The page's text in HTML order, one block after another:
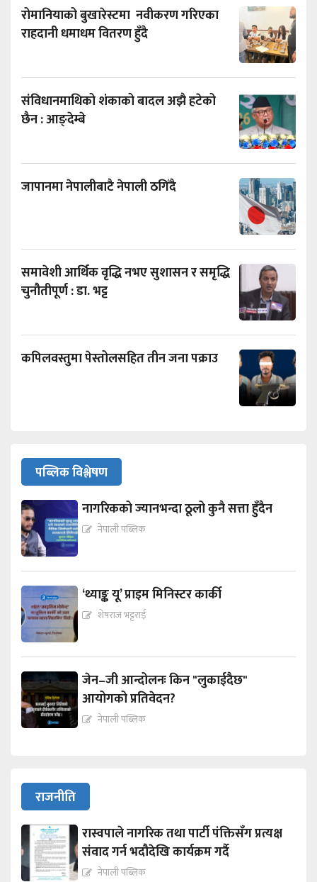
रोमानियाको बुखारेस्टमा नवीकरण गरिएका
राहदानी धमाधम वितरण हुँदै
संविधानमाथिको शंकाको बादल अझै हटेको
छैन : आङ्देम्बे
जापानमा नेपालीबाटै नेपाली ठगिँदै
समावेशी आर्थिक वृद्धि नभए सुशासन र समृद्धि
चुनौतीपूर्ण : डा. भट्ट
कपिलवस्तुमा पेस्तोलसहित तीन जना पक्राउ
पब्लिक विश्लेषण
नागरिकको ज्यानभन्दा ठूलो कुनै सत्ता हुँदैन
नेपाली पब्लिक
‘थ्याङ्क यू’ प्राइम मिनिस्टर कार्की
शेषराज भट्टराई
जेन–जी आन्दोलनः किन "लुकाईदैछ"
आयोगको प्रतिवेदन?
नेपाली पब्लिक
राजनीति
रास्वपाले नागरिक तथा पार्टी पंक्तिसँग प्रत्यक्ष
संवाद गर्न भदौदेखि कार्यक्रम गर्दै
नेपाली पब्लिक